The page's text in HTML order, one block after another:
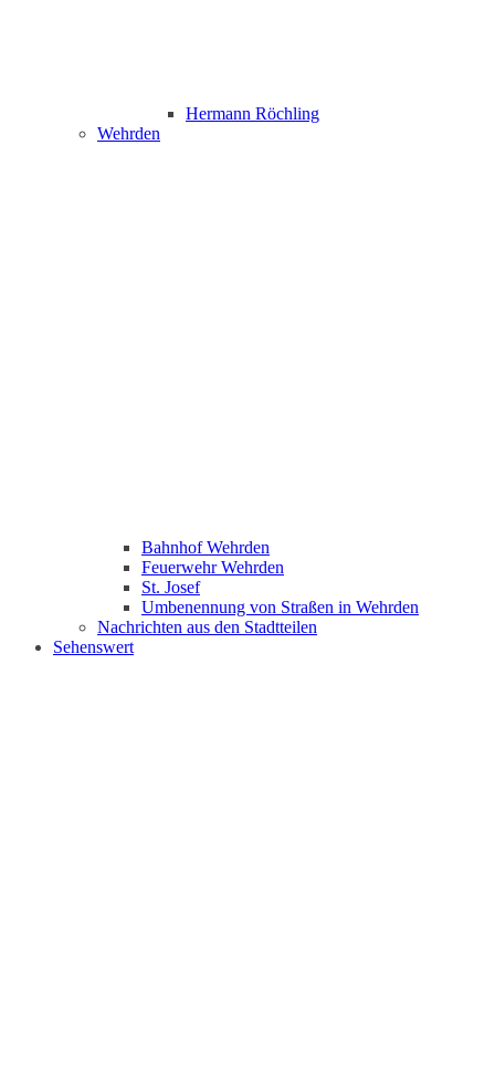
Hermann Röchling
Wehrden
Bahnhof Wehrden
Feuerwehr Wehrden
St. Josef
Umbenennung von Straßen in Wehrden
Nachrichten aus den Stadtteilen
Sehenswert